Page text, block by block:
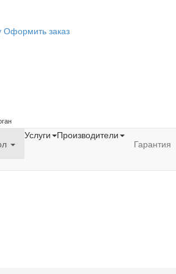
Оформить заказ
Услуги Производители
Гарантия